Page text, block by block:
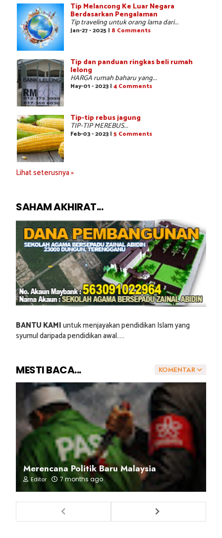
Tip Melancong Ke Luar Negara
Berdasarkan Pengalaman
Tip traveling untuk orang lama dari...
Jan-27 - 2025 | 8 Comments
Tip dan panduan ringkas beli rumah
lelong
HARGA rumah baharu yang...
May-01 - 2023 | 4 Comments
Tip-tip rebus jagung
TIP-TIP MEREBUS...
Feb-03 - 2023 | 5 Comments
Lihat seterusnya »
SAHAM AKHIRAT...
BANTU KAMIuntuk menjayakan pendidikan Islam yang
syumul daripada pendidikan awal.....
KOMENTAR
MESTI BACA...
Merencana Politik Baru Malaysia
Editor 7 months ago